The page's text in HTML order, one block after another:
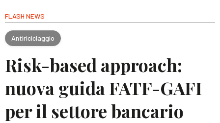
FLASH NEWS
Antiriciclaggio
Risk-based approach:
nuova guida FATF-GAFI
per il settore bancario